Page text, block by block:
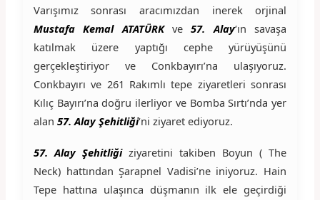
Varışımız sonrası aracımızdan inerek orjinal
Mustafa Kemal ATATÜRKve57. Alay‘ın savaşa
katılmak üzere yaptığı cephe yürüyüşünü
gerçekleştiriyor ve Conkbayırı’na ulaşıyoruz.
Conkbayırı ve 261 Rakımlı tepe ziyaretleri sonrası
Kılıç Bayırı’na doğru ilerliyor ve Bomba Sırtı’nda yer
alan 57. Alay Şehitliği‘ni ziyaret ediyoruz.
57. Alay Şehitliğiziyaretini takiben Boyun ( The
Neck) hattından Şarapnel Vadisi’ne iniyoruz. Hain
Tepe hattına ulaşınca düşmanın ilk ele geçirdiği